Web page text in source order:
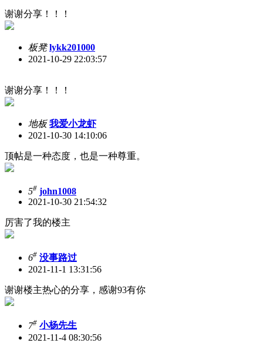
谢谢分享！！！
板凳 lykk201000
2021-10-29 22:03:57
谢谢分享！！！
地板 我爱小龙虾
2021-10-30 14:10:06
顶帖是一种态度，也是一种尊重。
5# john1008
2021-10-30 21:54:32
厉害了我的楼主
6# 没事路过
2021-11-1 13:31:56
谢谢楼主热心的分享，感谢93有你
7# 小杨先生
2021-11-4 08:30:56